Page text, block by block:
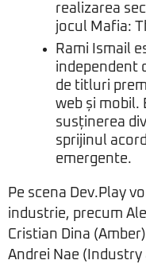
realizarea
jocul Mafia:
Rami Ismail
independent
de titluri
web și mobil.
susținerea
sprijinul
emergente.
Pe scena Dev.Play
industrie, precum
Cristian Dina
Andrei Nae